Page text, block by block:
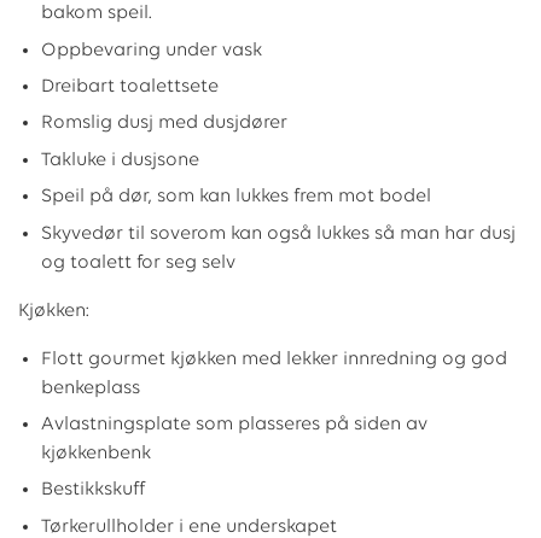
bakom speil.
Oppbevaring under vask
Dreibart toalettsete
Romslig dusj med dusjdører
Takluke i dusjsone
Speil på dør, som kan lukkes frem mot bodel
Skyvedør til soverom kan også lukkes så man har dusj
og toalett for seg selv
Kjøkken:
Flott gourmet kjøkken med lekker innredning og god
benkeplass
Avlastningsplate som plasseres på siden av
kjøkkenbenk
Bestikkskuff
Tørkerullholder i ene underskapet